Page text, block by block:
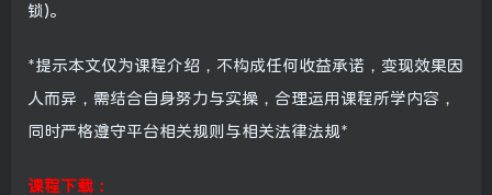
锁)。
*提示本文仅为课程介绍，不构成任何收益承诺，变现效果因
人而异，需结合自身努力与实操，合理运用课程所学内容，
同时严格遵守平台相关规则与相关法律法规*
课程下载：